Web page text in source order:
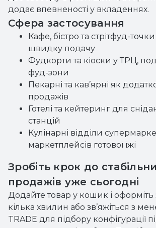
додає впевненості у вкладеннях.
Сфера застосування
Кафе, бістро та стрітфуд-
швидку подачу
Фудкорти та кіоски у ТРЦ,
фуд-зони
Пекарні та кав’ярні як
продажів
Готелі та кейтеринг для
станцій
Кулінарні відділи
маркетплейсів готової їжі
Зробіть крок до
продажів уже сьогодні
Додайте товар у кошик і
кілька хвилин або зв’яжіться з
TRADE для підбору конфігурації